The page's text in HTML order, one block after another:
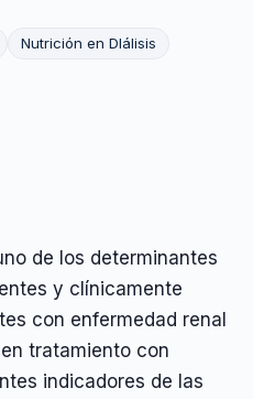
Nutrición en DIálisis
de los determinantes
y clínicamente
con enfermedad renal
tratamiento con
indicadores de las